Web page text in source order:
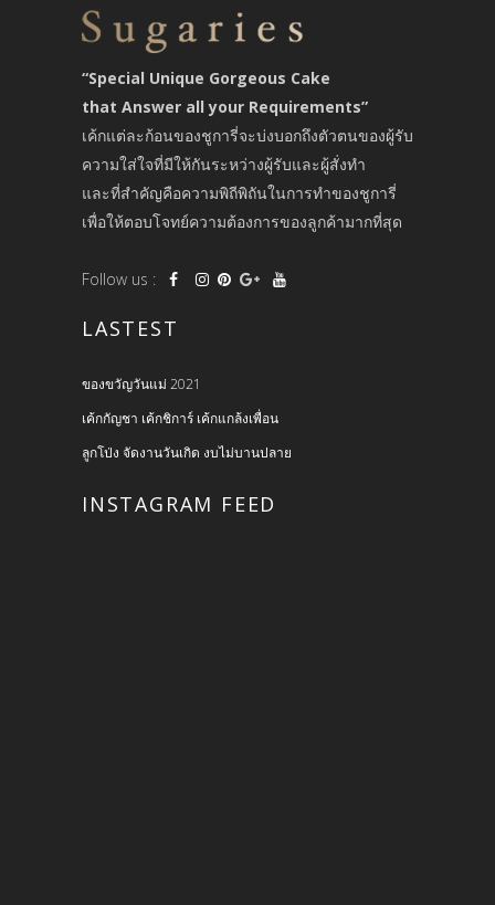
“Special Unique Gorgeous Cake
that Answer all your Requirements”
เค้กแต่ละก้อนของชูการี่จะบ่งบอกถึงตัวตนของผู้รับ
ความใส่ใจที่มีให้กันระหว่างผู้รับและผู้สั่งทำ
และที่สำคัญคือความพิถีพิถันในการทำของชูการี่
เพื่อให้ตอบโจทย์ความต้องการของลูกค้ามากที่สุด
Follow us :
LASTEST
ของขวัญวันแม่ 2021
เค้กกัญชา เค้กชิการ์ เค้กแกล้งเพื่อน
ลูกโป่ง จัดงานวันเกิด งบไม่บานปลาย
INSTAGRAM FEED